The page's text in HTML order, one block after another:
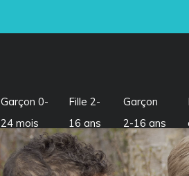
Garçon 0-
24 mois
Fille 2-
16 ans
Garçon
2-16 ans